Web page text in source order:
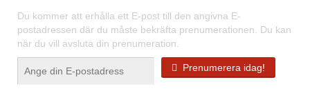
Du kommer att erhålla ett E-post till den angivna E-
postadressen där du måste bekräfta prenumerationen. Du kan
när du vill avsluta din prenumeration.
Prenumerera idag!